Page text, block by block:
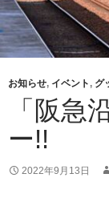
お知らせ, イベント , グ
「阪急
ー!!
2022年9月13日